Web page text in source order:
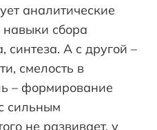
аналитические
навыки сбора
А с другой –
смелость в
– формирование
сильным
не развивает, у